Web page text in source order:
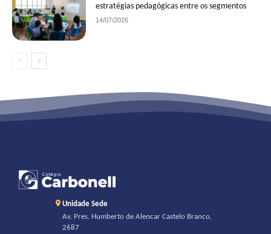
estratégias pedagógicas entre os segmentos
14/07/2026
Unidade Sede
Av. Pres. Humberto de Alencar Castelo Branco,
2687